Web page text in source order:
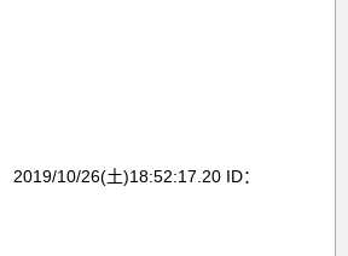
2019/10/26(土)18:52:17.20 ID：